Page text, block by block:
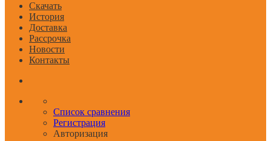
Скачать
История
Доставка
Рассрочка
Новости
Контакты
Список сравнения
Регистрация
Авторизация